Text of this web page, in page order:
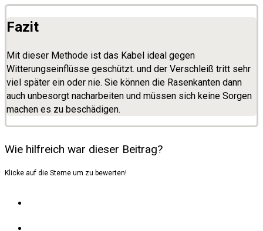
Fazit
Mit dieser Methode ist das Kabel ideal gegen
Witterungseinflüsse geschützt. und der Verschleiß tritt sehr
viel später ein oder nie. Sie können die Rasenkanten dann
auch unbesorgt nacharbeiten und müssen sich keine Sorgen
machen es zu beschädigen.
Wie hilfreich war dieser Beitrag?
Klicke auf die Sterne um zu bewerten!